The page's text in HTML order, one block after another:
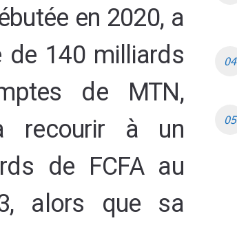
en 2020, a
de 140 milliards
de MTN,
recourir à un
de FCFA au
alors que sa